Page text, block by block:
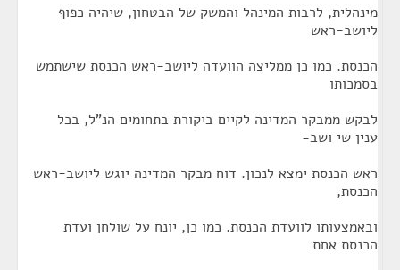
מינהלית, לרבות המינהל והמשק של הבטחון, שיהיה כפוף
ליושב-ראש
הכנסת. כמו כן ממליצה הוועדה ליושב-ראש הכנסת שישתמש
בסמכותו
לבקש ממבקר המדינה לקיים ביקורת בתחומים הנ"ל, בכל
ענין שי ושב-
ראש הכנסת ימצא לנכון. דוח מבקר המדינה יוגש ליושב-ראש
הכנסת,
ובאמצעותו לוועדת הכנסת. כמו כן, יונח על שולחן ועדת
הכנסת אחת